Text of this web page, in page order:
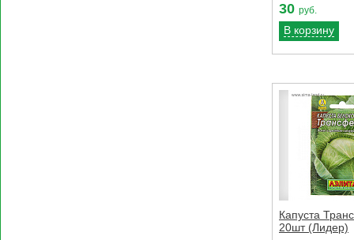
30 руб.
В корзину
Капуста
20шт (Лидер)